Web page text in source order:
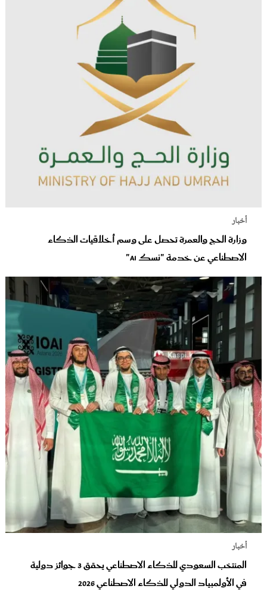
أخبار
وزارة الحج والعمرة تحصل على وسم أخلاقيات الذكاء
الاصطناعي عن خدمة "نسك AI"
أخبار
المنتخب السعودي للذكاء الاصطناعي يحقق 3 جوائز دولية
في الأولمبياد الدولي للذكاء الاصطناعي 2026